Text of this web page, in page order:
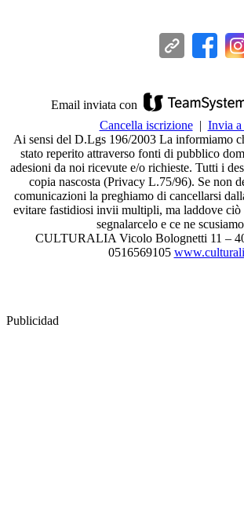
Email inviata con
Cancella iscrizione| Invia a
Ai sensi del D.Lgs 196/2003 La informiamo
stato reperito attraverso fonti di pubblico
adesioni da noi ricevute e/o richieste. Tutti i
copia nascosta (Privacy L.75/96). Se non
comunicazioni la preghiamo di cancellarsi
evitare fastidiosi invii multipli, ma laddove ciò
segnalarcelo e ce ne
CULTURALIA Vicolo Bolognetti 11 –
0516569105
Publicidad